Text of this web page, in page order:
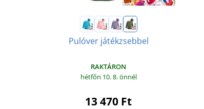
Pulóver játékzsebbel
RAKTÁRON
hétfőn 10. 8.önnél
13 470 Ft